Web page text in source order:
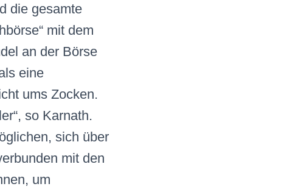
die gesamte
mit dem
an der Börse
eine
ums Zocken.
so Karnath.
sich über
mit den
um